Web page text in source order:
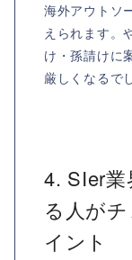
海外アウトソ
えられます。
け・孫請けに
厳しくなるで
4. SIer業
る人が
イント